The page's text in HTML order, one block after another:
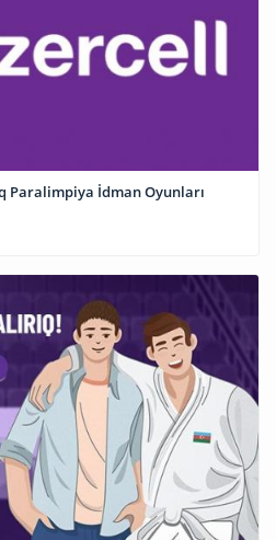
Paralimpiya İdman Oyunları